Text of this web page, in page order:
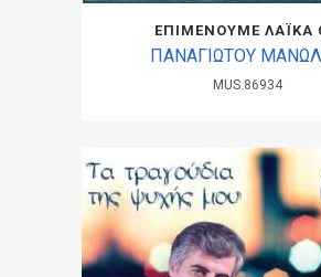
ΕΠΙΜΕΝΟΥΜΕ ΛΑΪΚΑ
ΠΑΝΑΓΙΩΤΟΥ
MUS.86934